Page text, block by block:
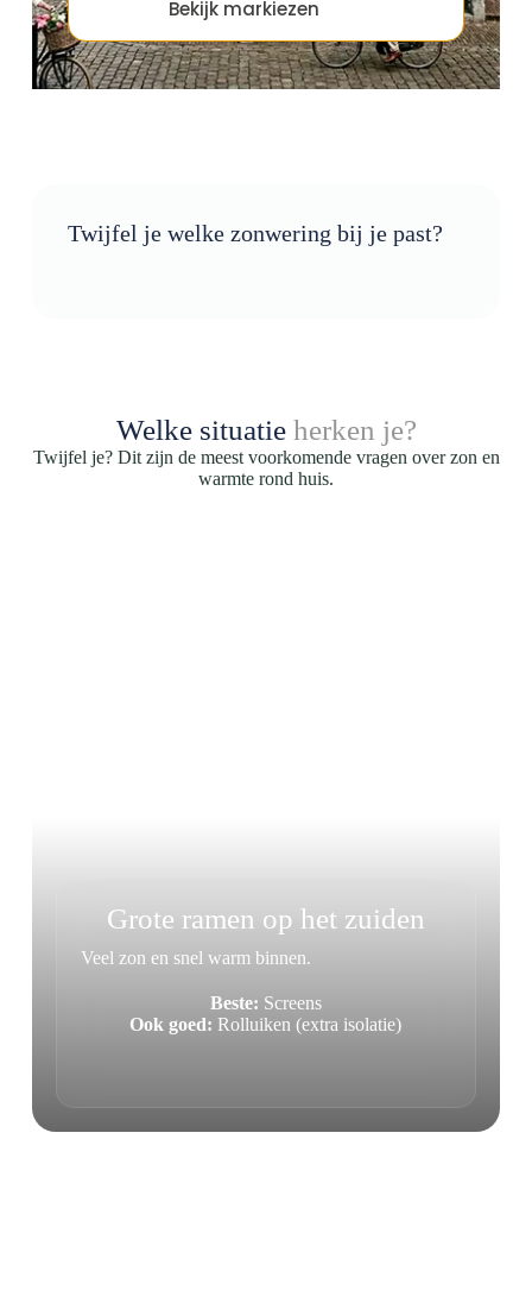
Bekijk markiezen
Twijfel je welke zonwering bij je past?
Welke situatie herken je?
Twijfel je? Dit zijn de meest voorkomende vragen over zon en
warmte rond huis.
Grote ramen op het zuiden
Veel zon en snel warm binnen.
Beste: Screens
Ook goed: Rolluiken (extra isolatie)